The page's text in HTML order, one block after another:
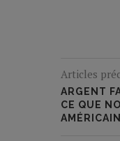
Articles
ARGENT
CE QUE